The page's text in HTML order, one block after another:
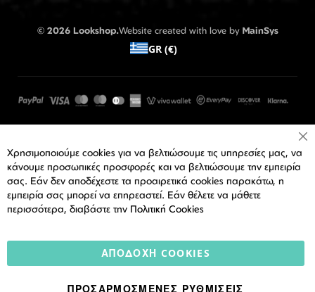
© 2026 Lookshop.Website created with love by MainSys
GR (€)
Χρησιμοποιούμε cookies για να βελτιώσουμε τις υπηρεσίες μας, να
κάνουμε προσωπικές προσφορές και να βελτιώσουμε την εμπειρία
σας. Εάν δεν αποδέχεστε τα προαιρετικά cookies παρακάτω, η
εμπειρία σας μπορεί να επηρεαστεί. Εάν θέλετε να μάθετε
περισσότερα, διαβάστε την Πολιτική Cookies
ΑΠΟΔΟΧΉ COOKIES
ΠΡΟΣΑΡΜΟΣΜΈΝΕΣ ΡΥΘΜΊΣΕΙΣ